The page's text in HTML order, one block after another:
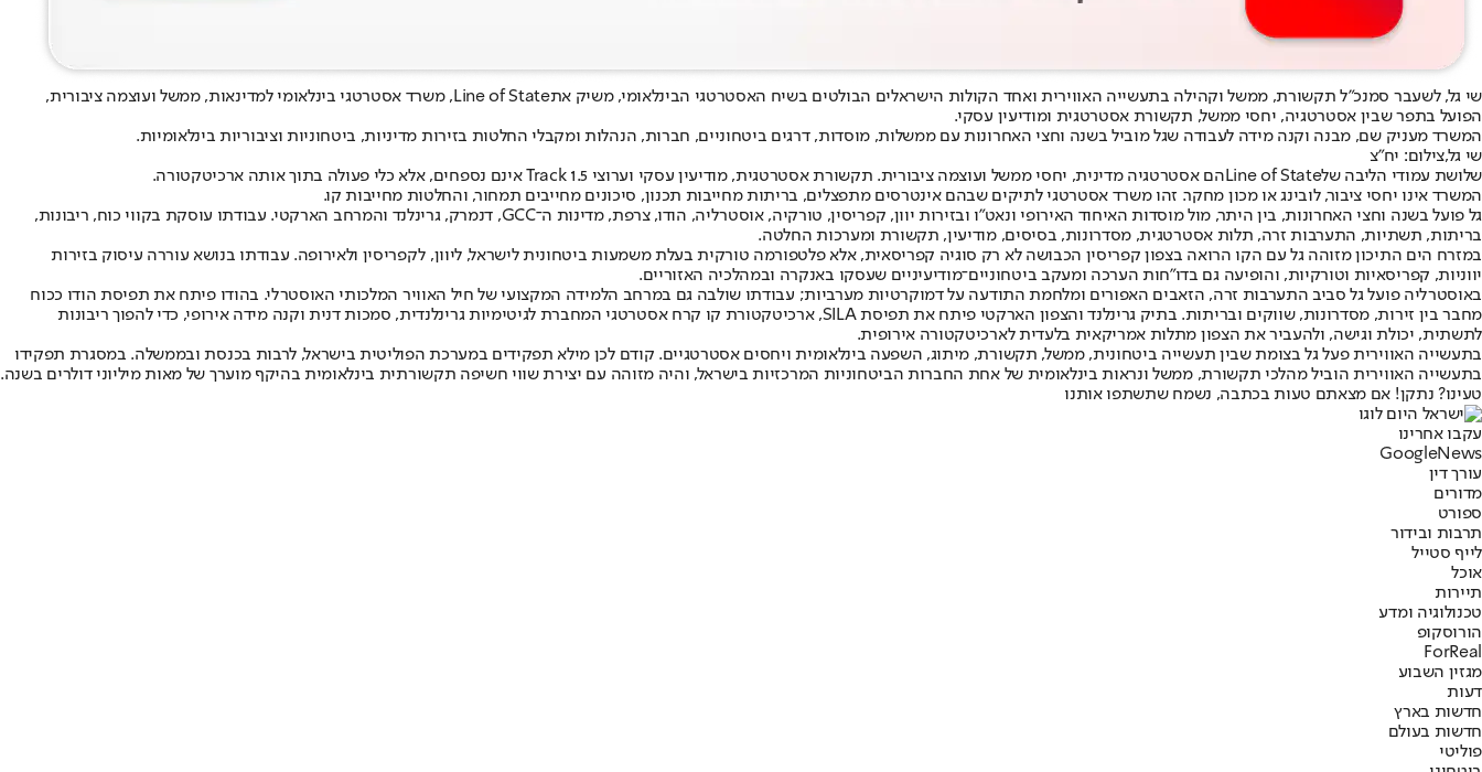
שי גל, לשעבר סמנכ״ל תקשורת, ממשל וקהילה בתעשייה האווירית ואחד הקולות הישראלים הבולטים בשיח האסטרטגי הבינלאומי, משיק אתLine of State , משרד אסטרטגי בינלאומי למדינאות, ממשל ועוצמה ציבורית,
הפועל בתפר שבין אסטרטגיה, יחסי ממשל, תקשורת אסטרטגית ומודיעין עסקי.
המשרד מעניק שם, מבנה וקנה מידה לעבודה שגל מוביל בשנה וחצי האחרונות עם ממשלות, מוסדות, דרגים ביטחוניים, חברות, הנהלות ומקבלי החלטות בזירות מדיניות, ביטחוניות וציבוריות בינלאומיות.
שי גל,צילום: יח"צ
שלושת עמודי הליבה שלLine of State הם אסטרטגיה מדינית, יחסי ממשל ועוצמה ציבורית. תקשורת אסטרטגית, מודיעין עסקי וערוצי Track 1.5 אינם נספחים, אלא כלי פעולה בתוך אותה ארכיטקטורה.
המשרד אינו יחסי ציבור, לובינג או מכון מחקר. זהו משרד אסטרטגי לתיקים שבהם אינטרסים מתפצלים, בריתות מחייבות תכנון, סיכונים מחייבים תמחור, והחלטות מחייבות קו.
גל פועל בשנה וחצי האחרונות, בין היתר, מול מוסדות האיחוד האירופי ונאט״ו ובזירות יוון, קפריסין, טורקיה, אוסטרליה, הודו, צרפת, מדינות ה־GCC, דנמרק, גרינלנד והמרחב הארקטי. עבודתו עוסקת בקווי כוח, ריבונות,
בריתות, תשתיות, התערבות זרה, תלות אסטרטגית, מסדרונות, בסיסים, מודיעין, תקשורת ומערכות החלטה.
במזרח הים התיכון מזוהה גל עם הקו הרואה בצפון קפריסין הכבושה לא רק סוגיה קפריסאית, אלא פלטפורמה טורקית בעלת משמעות ביטחונית לישראל, ליוון, לקפריסין ולאירופה. עבודתו בנושא עוררה עיסוק בזירות
יווניות, קפריסאיות וטורקיות, והופיעה גם בדו״חות הערכה ומעקב ביטחוניים־מודיעיניים שעסקו באנקרה ובמהלכיה האזוריים.
באוסטרליה פועל גל סביב התערבות זרה, הזאבים האפורים ומלחמת התודעה על דמוקרטיות מערביות; עבודתו שולבה גם במרחב הלמידה המקצועי של חיל האוויר המלכותי האוסטרלי. בהודו פיתח את תפיסת הודו ככוח
מחבר בין זירות, מסדרונות, שווקים ובריתות. בתיק גרינלנד והצפון הארקטי פיתח את תפיסת SILA, ארכיטקטורת קו קרח אסטרטגי המחברת לגיטימיות גרינלנדית, סמכות דנית וקנה מידה אירופי, כדי להפוך ריבונות
לתשתית, יכולת וגישה, ולהעביר את הצפון מתלות אמריקאית בלעדית לארכיטקטורה אירופית.
בתעשייה האווירית פעל גל בצומת שבין תעשייה ביטחונית, ממשל, תקשורת, מיתוג, השפעה בינלאומית ויחסים אסטרטגיים. קודם לכן מילא תפקידים במערכת הפוליטית בישראל, לרבות בכנסת ובממשלה. במסגרת תפקידו
בתעשייה האווירית הוביל מהלכי תקשורת, ממשל ונראות בינלאומית של אחת החברות הביטחוניות המרכזיות בישראל, והיה מזוהה עם יצירת שווי חשיפה תקשורתית בינלאומית בהיקף מוערך של מאות מיליוני דולרים בשנה.
טעינו? נתקן! אם מצאתם טעות בכתבה, נשמח שתשתפו אותנו
עקבו אחרינו
Googl eNews
עורך דין
מדורים
ספורט
תרבות ובידור
לייף סטייל
אוכל
תיירות
טכנולוגיה ומדע
הורוסקופ
ForReal
מגזין השבוע
דעות
חדשות בארץ
חדשות בעולם
פוליטי